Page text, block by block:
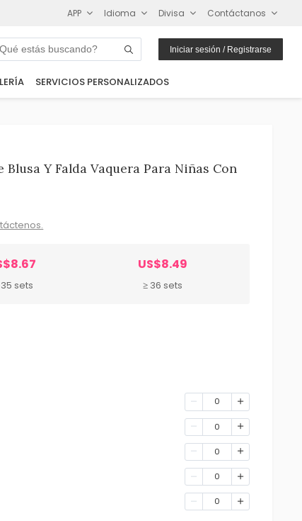
APP Idioma Divisa Contáctanos
Iniciar sesión / Registrarse
SERVICIOS PERSONALIZADOS
Y Falda Vaquera Para Niñas Con
sets
US$8.49
≥ 36 sets
0
0
0
0
0